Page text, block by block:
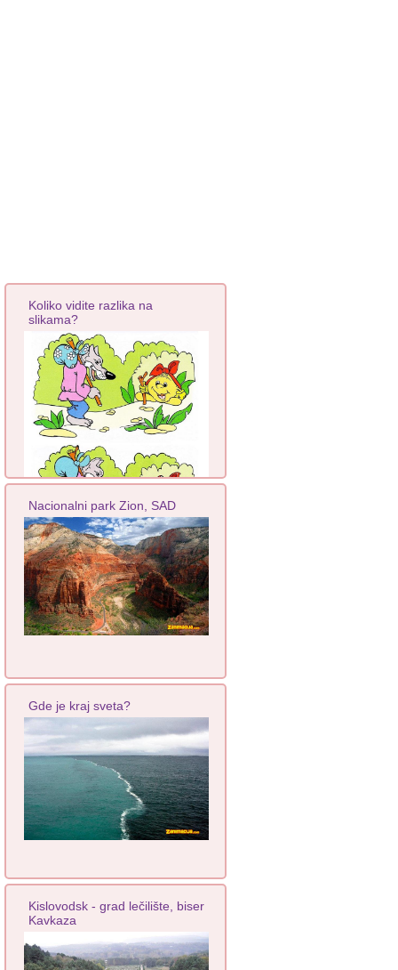
Koliko vidite razlika na
slikama?
Nacionalni park Zion, SAD
Gde je kraj sveta?
Kislovodsk - grad lečilište, biser
Kavkaza